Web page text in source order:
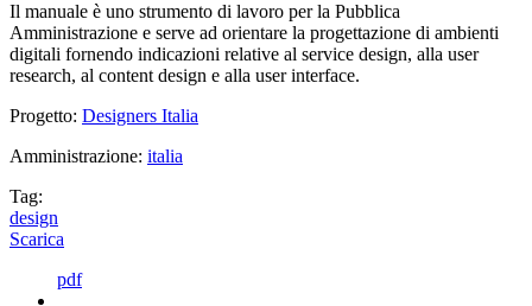
Il manuale è uno strumento di lavoro per la Pubblica
Amministrazione e serve ad orientare la progettazione di ambienti
digitali fornendo indicazioni relative al service design, alla user
research, al content design e alla user interface.
Progetto: Designers Italia
Amministrazione: italia
Tag:
design
Scarica
pdf